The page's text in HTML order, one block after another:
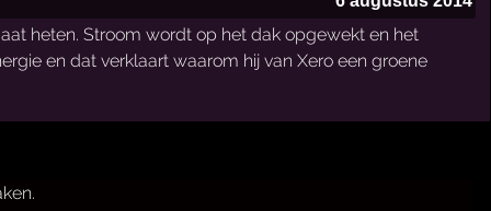
heten. Stroom wordt op het dak opgewekt en het
en dat verklaart waarom hij van Xero een groene